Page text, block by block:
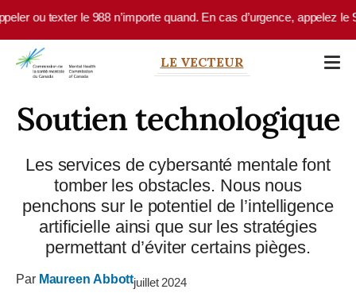
Skip to main content
le 988 n’importe quand. En cas d’urgence, appelez le 9-1-1 ou
LE VECTEUR
Soutien technologique
Les services de cybersanté mentale font
tomber les obstacles. Nous nous
penchons sur le potentiel de l’intelligence
artificielle ainsi que sur les stratégies
permettant d’éviter certains pièges.
Par Maureen Abbottjuillet 2024